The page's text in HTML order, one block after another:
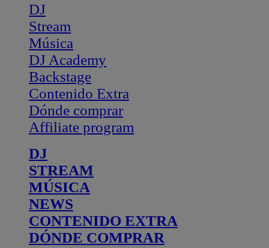
DJ
Stream
Música
DJ Academy
Backstage
Contenido Extra
Dónde comprar
Affiliate program
DJ
STREAM
MÚSICA
NEWS
CONTENIDO EXTRA
DÓNDE COMPRAR